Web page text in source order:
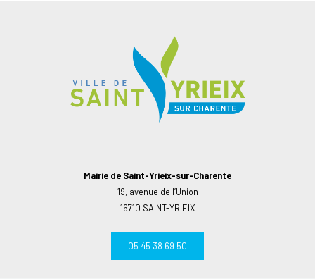
Mairie de Saint-Yrieix-sur-Charente
19, avenue de l’Union
16710 SAINT-YRIEIX
05 45 38 69 50